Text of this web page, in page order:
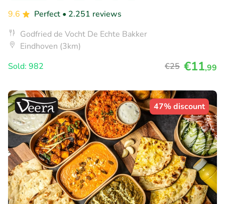
9.6
Perfect • 2.251 reviews
Godfried de Vocht De Echte Bakker
Eindhoven (3km)
Sold: 982
€25 €11,99
47% discount